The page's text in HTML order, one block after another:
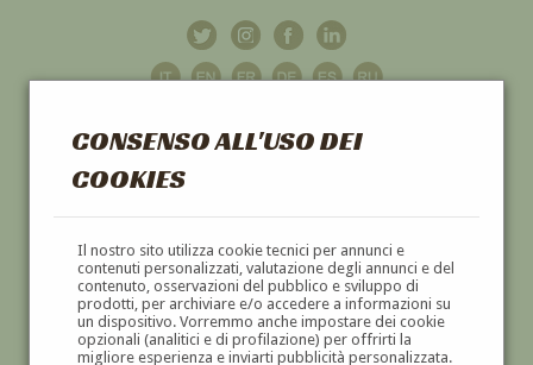
CONSENSO ALL'USO DEI
COOKIES
Il nostro sito utilizza cookie tecnici per annunci e
contenuti personalizzati, valutazione degli annunci e del
contenuto, osservazioni del pubblico e sviluppo di
prodotti, per archiviare e/o accedere a informazioni su
un dispositivo. Vorremmo anche impostare dei cookie
opzionali (analitici e di profilazione) per offrirti la
migliore esperienza e inviarti pubblicità personalizzata.
GALLERIAD'ARTE
DIPINTI E SCULTURE '800 E '900